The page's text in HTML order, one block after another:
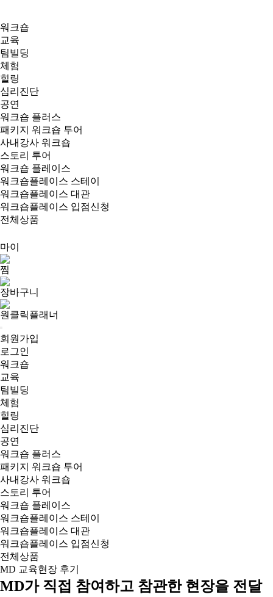
워크숍
교육
팀빌딩
체험
힐링
심리진단
공연
워크숍 플러스
패키지 워크숍 투어
사내강사 워크숍
스토리 투어
워크숍 플레이스
워크숍플레이스 스테이
워크숍플레이스 대관
워크숍플레이스 입점신청
전체상품
마이
찜
장바구니
원클릭플래너
회원가입
로그인
워크숍
교육
팀빌딩
체험
힐링
심리진단
공연
워크숍 플러스
패키지 워크숍 투어
사내강사 워크숍
스토리 투어
워크숍 플레이스
워크숍플레이스 스테이
워크숍플레이스 대관
워크숍플레이스 입점신청
전체상품
MD 교육현장 후기
MD가 직접 참여하고 참관한 현장을 전달